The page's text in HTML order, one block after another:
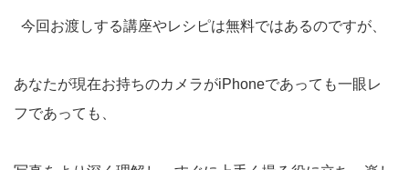
今回お渡しする講座やレシピは無料ではあるのですが、
あなたが現在お持ちのカメラがiPhoneであっても一眼レ
フであっても、